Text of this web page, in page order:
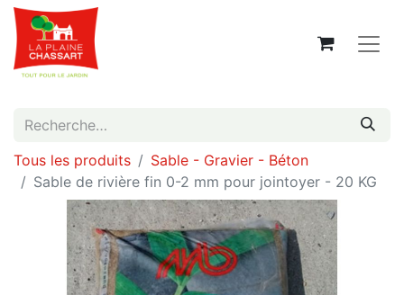
Tous les produits
Sable - Gravier - Béton
Sable de rivière fin 0-2 mm pour jointoyer - 20 KG